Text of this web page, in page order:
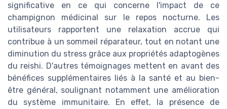
significative en ce qui concerne l'impact de ce
champignon médicinal sur le repos nocturne. Les
utilisateurs rapportent une relaxation accrue qui
contribue à un sommeil réparateur, tout en notant une
diminution du stress grâce aux propriétés adaptogènes
du reishi. D'autres témoignages mettent en avant des
bénéfices supplémentaires liés à la santé et au bien-
être général, soulignant notamment une amélioration
du système immunitaire. En effet, la présence de